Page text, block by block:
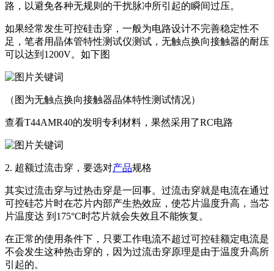
路，以避免各种无规则的干扰脉冲所引起的瞬间过压。
如果经常发生可控硅击穿，一般为电路设计不完善稳定性不
足，笔者用晶体管特性测试仪测试，无触点换向接触器的耐压
可以达到1200V。如下图
（图为无触点换向接触器晶体特性测试情况）
查看T44AMR40的发明专利材料，果然采用了RC电路
2. 超额过流击穿，要选对产品规格
其实过流击穿与过热击穿是一回事。过流击穿就是电流在通过
可控硅芯片时在芯片内部产生热效应，使芯片温度升高，当芯
片温度达 到175°C时芯片就会失效且不能恢复。
在正常的使用条件下，只要工作电流不超过可控硅额定电流是
不会发生这种热击穿的，因为过流击穿原理是由于温度升高所
引起的。